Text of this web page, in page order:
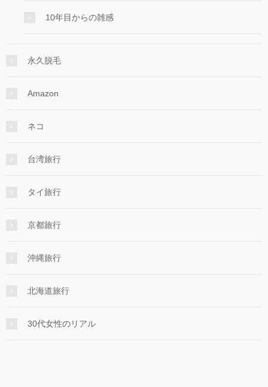
10年目からの雑感
永久脱毛
Amazon
ネコ
台湾旅行
タイ旅行
京都旅行
沖縄旅行
北海道旅行
30代女性のリアル